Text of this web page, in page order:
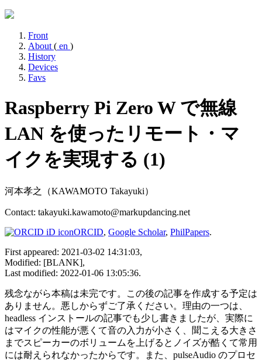
Front
About ( en )
History
Devices
Favs
Raspberry Pi Zero W で無線
LAN を使ったリモート・マ
イクを実現する (1)
河本孝之（KAWAMOTO Takayuki）
Contact: takayuki.kawamoto@markupdancing.net
ORCID, Google Scholar, PhilPapers.
First appeared: 2021-03-02 14:31:03,
Modified: [BLANK],
Last modified: 2022-01-06 13:05:36.
残念ながら本稿は未完です。この後の記事を作成する予定は
ありません。悪しからずご了承ください。理由の一つは、
headless インストールの記事でも少し書きましたが、実際に
はマイクの性能が悪くて音の入力が小さく、聞こえる大きさ
までスピーカーのボリュームを上げるとノイズが酷くて常用
には耐えられなかったからです。また、pulseAudio のプロセ